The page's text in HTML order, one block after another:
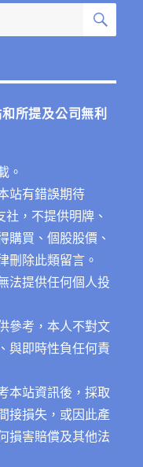
搜
所提及公司無利
。
站有錯誤期待
，不提供明牌、
購買、個股股價、
刪除此類留言。
法提供任何個人投
參考，本人不對文
與即時性負任何責
本站資訊後，採取
接損失，或因此產
損害賠償及其他法